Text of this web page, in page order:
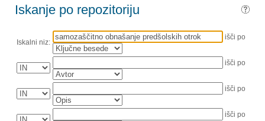
Iskanje po repozitoriju
Iskalni niz:
išči po
išči po
išči po
išči po